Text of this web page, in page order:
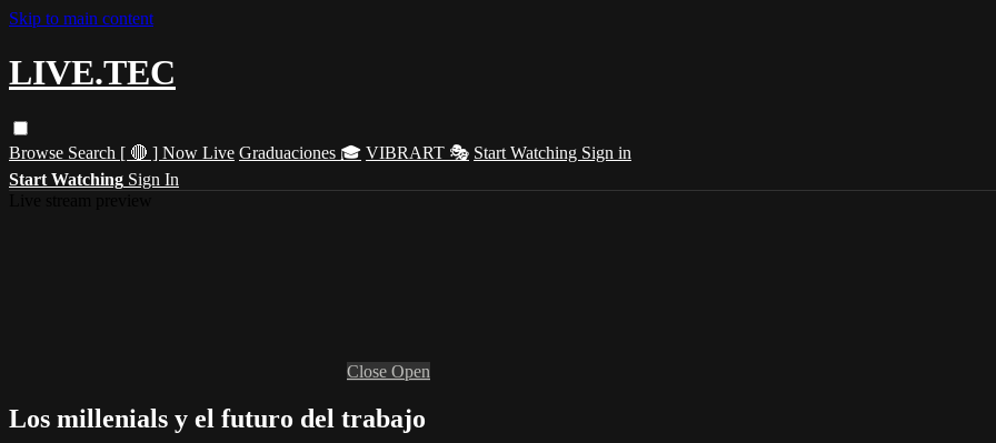
Skip to main content
LIVE.TEC
Browse Search [ 🔴 ] Now Live Graduaciones 🎓 VIBRART 🎭 Start Watching Sign in
Start Watching Sign In
Close Open
Los millenials y el futuro del trabajo